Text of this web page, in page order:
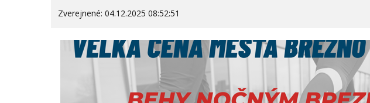
Zverejnené: 04.12.2025 08:52:51